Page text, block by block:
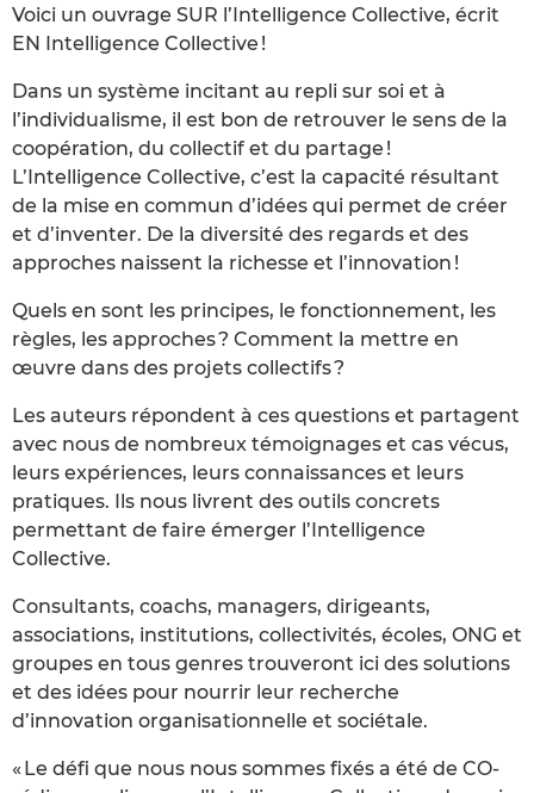
Voici un ouvrage SUR l’Intelligence Collective, écrit
EN Intelligence Collective !
Dans un système incitant au repli sur soi et à
l’individualisme, il est bon de retrouver le sens de la
coopération, du collectif et du partage !
L’Intelligence Collective, c’est la capacité résultant
de la mise en commun d’idées qui permet de créer
et d’inventer. De la diversité des regards et des
approches naissent la richesse et l’innovation !
Quels en sont les principes, le fonctionnement, les
règles, les approches ? Comment la mettre en
œuvre dans des projets collectifs ?
Les auteurs répondent à ces questions et partagent
avec nous de nombreux témoignages et cas vécus,
leurs expériences, leurs connaissances et leurs
pratiques. Ils nous livrent des outils concrets
permettant de faire émerger l’Intelligence
Collective.
Consultants, coachs, managers, dirigeants,
associations, institutions, collectivités, écoles, ONG et
groupes en tous genres trouveront ici des solutions
et des idées pour nourrir leur recherche
d’innovation organisationnelle et sociétale.
« Le défi que nous nous sommes fixés a été de CO-